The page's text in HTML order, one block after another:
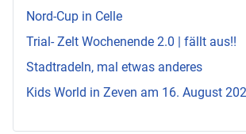
Nord-Cup in Celle
Trial- Zelt Wochenende 2.0 | fällt aus!!
Stadtradeln, mal etwas anderes
Kids World in Zeven am 16. August